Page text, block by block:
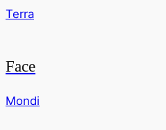
Terra
Face
Mondi